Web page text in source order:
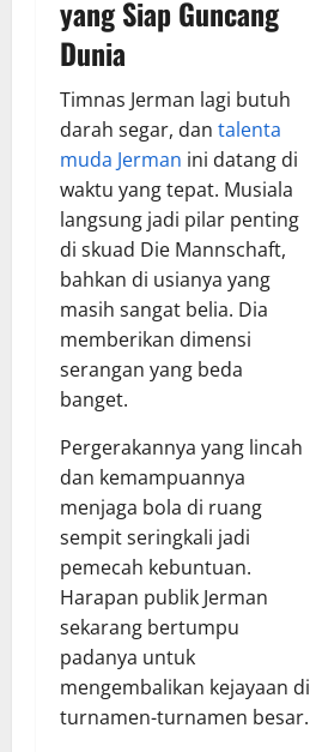
yang Siap Guncang
Dunia
Timnas Jerman lagi butuh
darah segar, dan talenta
muda Jerman ini datang di
waktu yang tepat. Musiala
langsung jadi pilar penting
di skuad Die Mannschaft,
bahkan di usianya yang
masih sangat belia. Dia
memberikan dimensi
serangan yang beda
banget.
Pergerakannya yang lincah
dan kemampuannya
menjaga bola di ruang
sempit seringkali jadi
pemecah kebuntuan.
Harapan publik Jerman
sekarang bertumpu
padanya untuk
mengembalikan kejayaan di
turnamen-turnamen besar.